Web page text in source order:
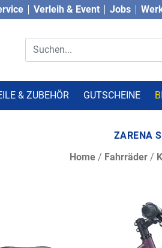
Verleih & Event Jobs
& ZUBEHÖR GUTSCHEINE
ZARENA
Home/ Fahrräder/